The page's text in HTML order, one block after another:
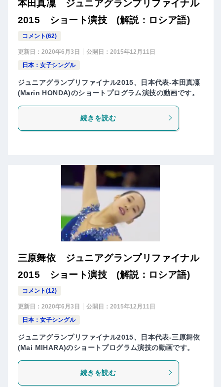
本田真凜 ジュニアグランプリファイナル
2015 ショート演技 (解説：ロシア語)
コメント(62)
更新日： 2020年6月3日 公開日： 2015年12月11日
日本：女子シングル
ジュニアグランプリファイナル2015、日本代表-本田真凜
(Marin HONDA)のショートプログラム演技の動画です。
続きを読む
三原舞依 ジュニアグランプリファイナル
2015 ショート演技 (解説：ロシア語)
コメント(12)
更新日： 2020年6月3日 公開日： 2015年12月11日
日本：女子シングル
ジュニアグランプリファイナル2015、日本代表-三原舞依
(Mai MIHARA)のショートプログラム演技の動画です。
続きを読む